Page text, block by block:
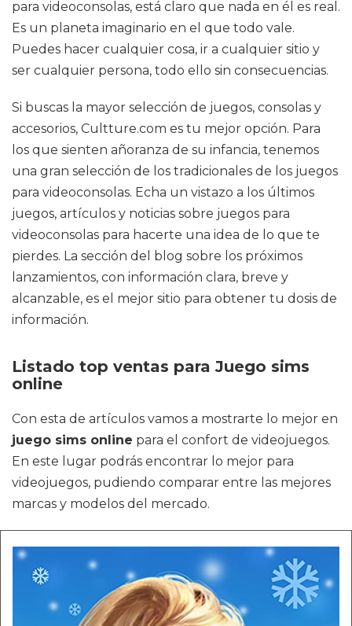
para videoconsolas, está claro que nada en él es real.
Es un planeta imaginario en el que todo vale.
Puedes hacer cualquier cosa, ir a cualquier sitio y
ser cualquier persona, todo ello sin consecuencias.
Si buscas la mayor selección de juegos, consolas y
accesorios, Cultture.com es tu mejor opción. Para
los que sienten añoranza de su infancia, tenemos
una gran selección de los tradicionales de los juegos
para videoconsolas. Echa un vistazo a los últimos
juegos, artículos y noticias sobre juegos para
videoconsolas para hacerte una idea de lo que te
pierdes. La sección del blog sobre los próximos
lanzamientos, con información clara, breve y
alcanzable, es el mejor sitio para obtener tu dosis de
información.
Listado top ventas para Juego sims
online
Con esta de artículos vamos a mostrarte lo mejor en
juego sims online para el confort de videojuegos.
En este lugar podrás encontrar lo mejor para
videojuegos, pudiendo comparar entre las mejores
marcas y modelos del mercado.